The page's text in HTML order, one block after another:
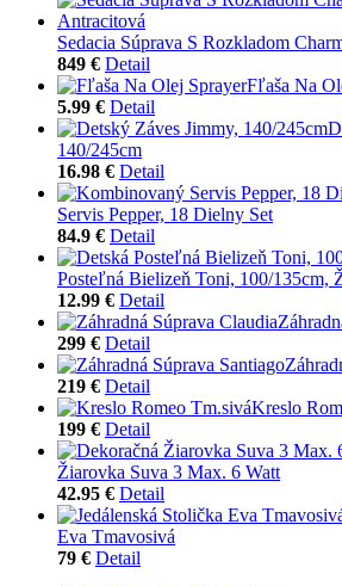
Sedacia Súprava S Rozkladom
849 € Detail
Fľaša Na
5.99 € Detail
140/245cm
16.98 € Detail
Servis Pepper, 18 Dielny Set
84.9 € Detail
Posteľná Bielizeň Toni, 100/135cm,
12.99 € Detail
299 € Detail
219 € Detail
Kreslo
199 € Detail
Žiarovka Suva 3 Max. 6 Watt
42.95 € Detail
Eva Tmavosivá
79 € Detail